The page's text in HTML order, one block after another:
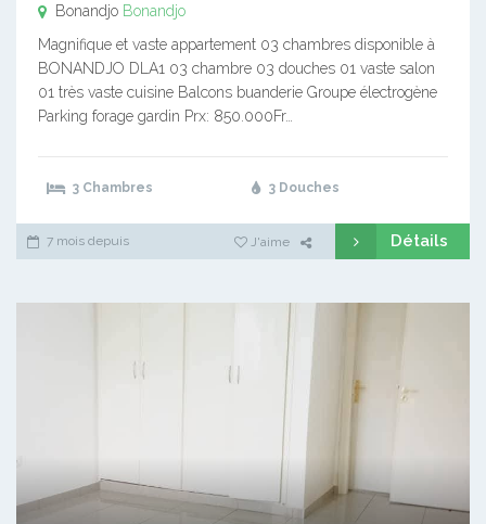
Bonandjo Bonandjo
Magnifique et vaste appartement 03 chambres disponible à
BONANDJO DLA1 03 chambre 03 douches 01 vaste salon
01 très vaste cuisine Balcons buanderie Groupe électrogène
Parking forage gardin Prx: 850.000Fr…
3 Chambres 3 Douches
7 mois depuis J'aime Détails